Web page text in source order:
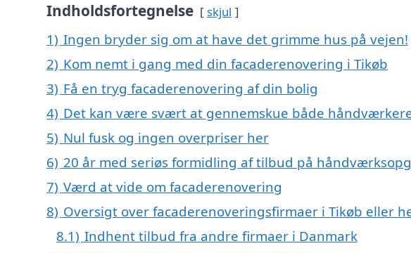
Indholdsfortegnelse skjul
1) Ingen bryder sig om at have det grimme hus på vejen!
2) Kom nemt i gang med din facaderenovering i Tikøb
3) Få en tryg facaderenovering af din bolig
4) Det kan være svært at gennemskue både
5) Nul fusk og ingen overpriser her
6) 20 år med seriøs formidling af tilbud på
7) Værd at vide om facaderenovering
8) Oversigt over facaderenoveringsfirmaer i Tikøb eller
8.1) Indhent tilbud fra andre firmaer i Danmark